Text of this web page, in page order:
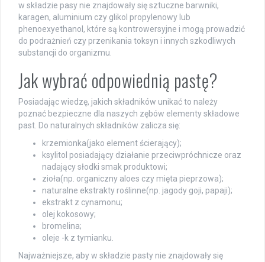
w składzie pasy nie znajdowały się sztuczne barwniki,
karagen, aluminium czy glikol propylenowy lub
phenoexyethanol, które są kontrowersyjne i mogą prowadzić
do podrażnień czy przenikania toksyn i innych szkodliwych
substancji do organizmu.
Jak wybrać odpowiednią pastę?
Posiadając wiedzę, jakich składników unikać to należy
poznać bezpieczne dla naszych zębów elementy składowe
past. Do naturalnych składników zalicza się:
krzemionka(jako element ścierający);
ksylitol posiadający działanie przeciwpróchnicze oraz
nadający słodki smak produktowi;
zioła(np. organiczny aloes czy mięta pieprzowa);
naturalne ekstrakty roślinne(np. jagody goji, papaji);
ekstrakt z cynamonu;
olej kokosowy;
bromelina;
oleje -k z tymianku.
Najważniejsze, aby w składzie pasty nie znajdowały się